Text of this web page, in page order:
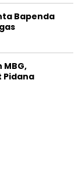
Bapenda
MBG,
Pidana